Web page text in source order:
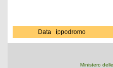
Data ippodromo
Ministero